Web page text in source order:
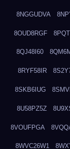
8NGGUDVA
8OUD8RGF
8QJ48I60
8RYF58IR
8SKB6IUG
8U58PZ5Z
8VOUFPGA
8WVC26W1